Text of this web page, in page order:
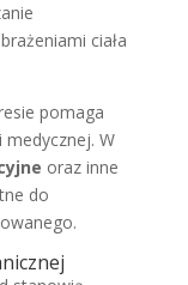
ciała
pomaga
medycznej. W
oraz inne
do